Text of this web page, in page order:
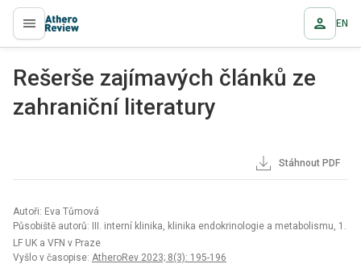
proLékaře.cz EN
Rešerše zajímavých článků ze
zahraniční literatury
Stáhnout PDF
Autoři: Eva Tůmová
Působiště autorů: III. interní klinika, klinika endokrinologie a metabolismu, 1.
LF UK a VFN v Praze
Vyšlo v časopise: AtheroRev 2023; 8(3): 195-196